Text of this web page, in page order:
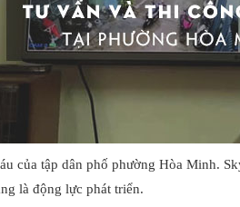
của tập dân phố phường Hòa Minh.
là động lực phát triển.